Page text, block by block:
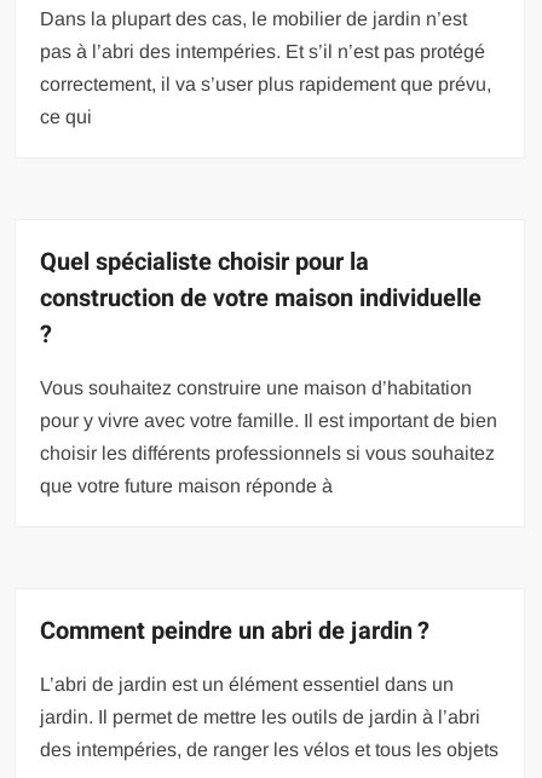
Dans la plupart des cas, le mobilier de jardin n’est
pas à l’abri des intempéries. Et s’il n’est pas protégé
correctement, il va s’user plus rapidement que prévu,
ce qui
Quel spécialiste choisir pour la
construction de votre maison individuelle
?
Vous souhaitez construire une maison d’habitation
pour y vivre avec votre famille. Il est important de bien
choisir les différents professionnels si vous souhaitez
que votre future maison réponde à
Comment peindre un abri de jardin ?
L’abri de jardin est un élément essentiel dans un
jardin. Il permet de mettre les outils de jardin à l’abri
des intempéries, de ranger les vélos et tous les objets